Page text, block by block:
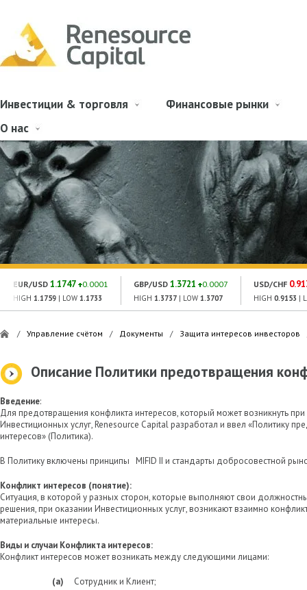
Инвестиции & торговля Финансовые рынки
О нас
EUR/USD 1.1747 0.0001
HIGH 1.1759 | LOW 1.1733
GBP/USD 1.3721 0.0007
HIGH 1.3737 | LOW 1.3707
USD/CHF
HIGH 0.9153 |
/ Управление счётом / Документы / Защита интересов инвесторов
Описание Политики предотвращения
Введение:
Для предотвращения конфликта интересов, который может возникнуть
Инвестиционных услуг, Renesource Capital разработал и ввел «Политику
интересов» (Политика).
В Политику включены принципы MIFID II и стандарты добросовестной
Конфликт интересов (понятие):
Ситуация, в которой у разных сторон, которые выполняют свои
решения, при оказании Инвестиционных услуг, возникают взаимно
материальные интересы.
Виды и случаи Конфликта интересов:
Конфликт интересов может возникать между следующими лицами:
(a) Сотрудник и Клиент;